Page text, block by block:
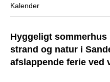
Kalender
Hyggeligt
strand og natur i
afslappende ferie ved